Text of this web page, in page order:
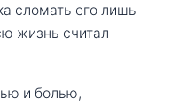
сломать его лишь
жизнь считал
и болью,